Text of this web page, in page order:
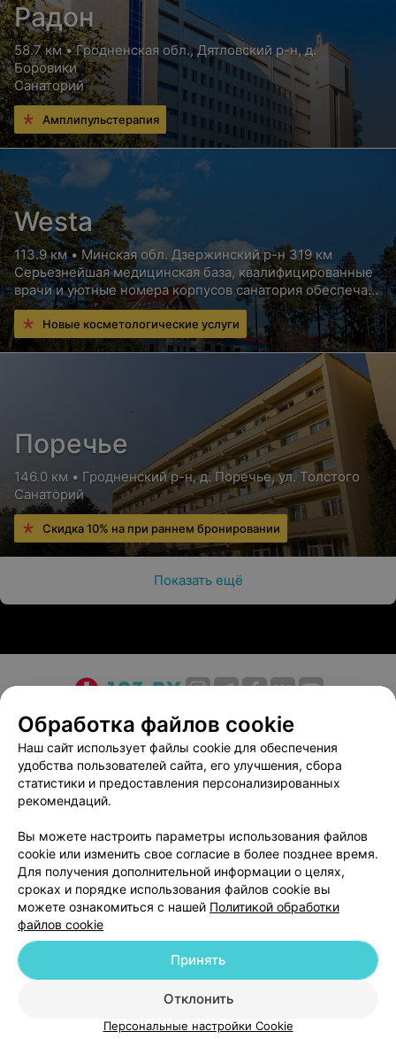
Радон
58.7 км • Гродненская обл., Дятловский р-н, д.
Боровики
Санаторий
Амплипульстерапия
Westa
113.9 км • Минская обл. Дзержинский р-н 319 км
Серьезнейшая медицинская база, квалифицированные
врачи и уютные номера корпусов санатория обеспечат
Вам высококлассный отдых с пользой для здоровья
Новые косметологические услуги
Поречье
146.0 км • Гродненский р-н, д. Поречье, ул. Толстого
Санаторий
Скидка 10% на при раннем бронировании
Показать ещё
О проекте Новости проекта
Размещение рекламы
Медицинский маркетинг
Публичный договор
Пользовательское соглашение
Способы оплаты
Вакансии
Партнеры
Написать в поддержку
Персональные настройки cookie
Обработка персональных данных
г. Минск, улица Толбухина, 2, пом. 16 | help@103.by
ВЫ ВЛАДЕЛЕЦ?
Обработка файлов cookie
Наш сайт использует файлы cookie для обеспечения
удобства пользователей сайта, его улучшения, сбора
статистики и предоставления персонализированных
рекомендаций.
Вы можете настроить параметры использования файлов
cookie или изменить свое согласие в более позднее время.
Для получения дополнительной информации о целях,
сроках и порядке использования файлов cookie вы
можете ознакомиться с нашей Политикой обработки
файлов cookie
Отклонить
Принять
Персональные настройки Cookie